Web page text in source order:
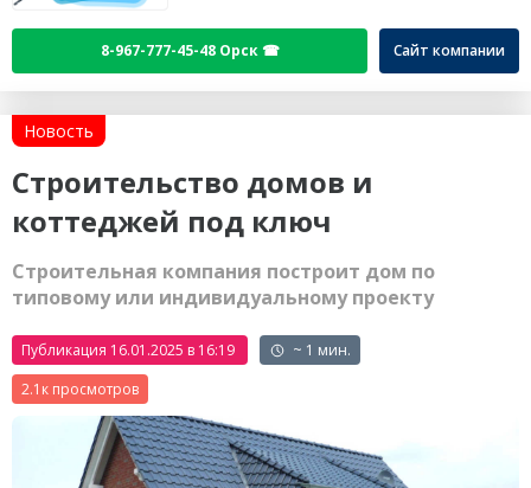
8-967-777-45-48 Орск ☎ Сайт компании
Новость
Строительство домов и
коттеджей под ключ
Строительная компания построит дом по
типовому или индивидуальному проекту
Публикация 16.01.2025 в 16:19
~ 1 мин.
2.1к